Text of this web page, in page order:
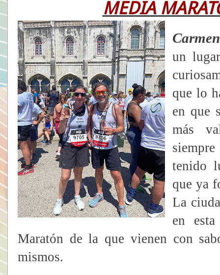
MEDIA
Carmen
un
que lo
en que
más
tenido
que ya
La
en
Maratón de la que vienen con
mismos.